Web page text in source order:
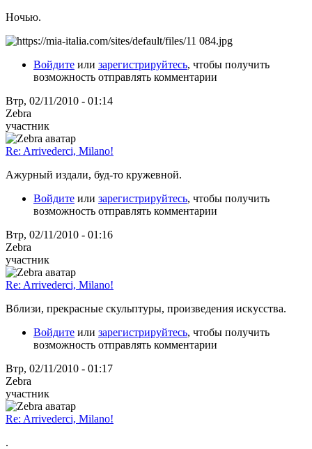
Ночью.
Войдите или зарегистрируйтесь, чтобы получить
возможность отправлять комментарии
Втр, 02/11/2010 - 01:14
Zebra
участник
Re: Arrivederci, Milano!
Ажурный издали, буд-то кружевной.
Войдите или зарегистрируйтесь, чтобы получить
возможность отправлять комментарии
Втр, 02/11/2010 - 01:16
Zebra
участник
Re: Arrivederci, Milano!
Вблизи, прекрасные скульптуры, произведения искусства.
Войдите или зарегистрируйтесь, чтобы получить
возможность отправлять комментарии
Втр, 02/11/2010 - 01:17
Zebra
участник
Re: Arrivederci, Milano!
.